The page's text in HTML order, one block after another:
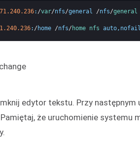
: /var/nfs/general /nfs/
: / home /nfs/ home nfs auto,
edytor tekstu. Przy
że uruchomienie systemu